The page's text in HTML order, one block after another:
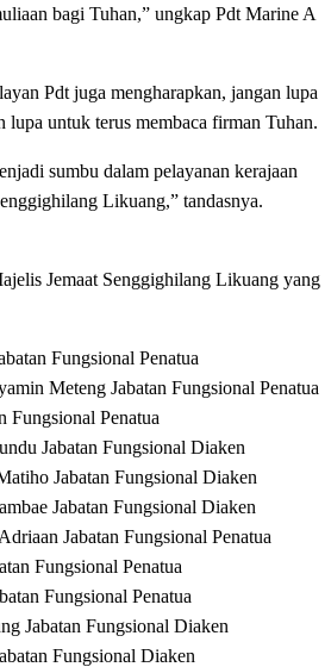
bagi Tuhan,” ungkap Pdt Marine A
Pdt juga mengharapkan, jangan lupa
lupa untuk terus membaca firman Tuhan.
sumbu dalam pelayanan kerajaan
Likuang,” tandasnya.
Jemaat Senggighilang Likuang yang
Fungsional Penatua
Meteng Jabatan Fungsional Penatua
Fungsional Penatua
Jabatan Fungsional Diaken
Jabatan Fungsional Diaken
Jabatan Fungsional Diaken
Jabatan Fungsional Penatua
Fungsional Penatua
Fungsional Penatua
Jabatan Fungsional Diaken
Fungsional Diaken